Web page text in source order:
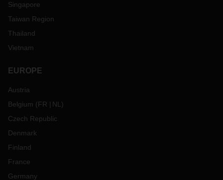
Singapore
Taiwan Region
Thailand
Vietnam
EUROPE
Austria
Belgium (FR NL )
Czech Republic
Denmark
Finland
France
Germany